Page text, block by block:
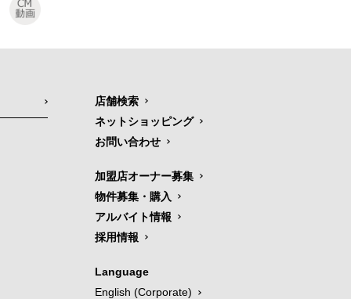
店舗検索
ネットショッピング
お問い合わせ
加盟店オーナー募集
物件募集・購入
アルバイト情報
採用情報
Language
English (Corporate)